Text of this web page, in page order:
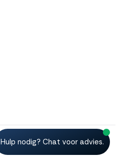
Hulp nodig? Chat voor advies.